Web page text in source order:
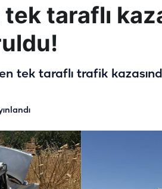
tek taraflı
tek taraflı trafik